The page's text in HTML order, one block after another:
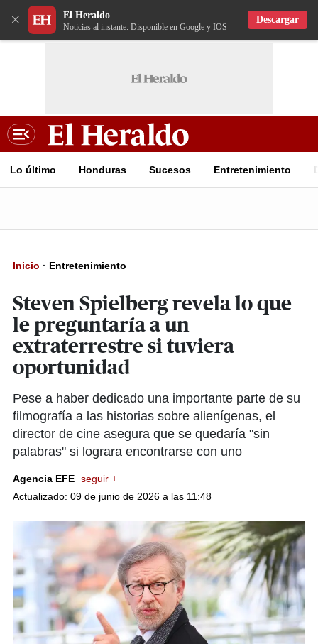
× El Heraldo
Noticias al instante. Disponible en Google y IOS
Descargar
Lo último Honduras Sucesos Entretenimiento
Inicio · Entretenimiento
Steven Spielberg revela lo que
le preguntaría a un
extraterrestre si tuviera
oportunidad
Pese a haber dedicado una importante parte de su
filmografía a las historias sobre alienígenas, el
director de cine asegura que se quedaría "sin
palabras" si lograra encontrarse con uno
Agencia EFE seguir +
Actualizado: 09 de junio de 2026 a las 11:48